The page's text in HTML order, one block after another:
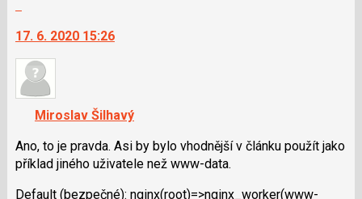
nový
názor
další
nový
názor.
navigaci
lze
použít
i
17. 6. 2020 15:26
Miroslav Šilhavý
Ano, to je pravda. Asi by bylo vhodnější v článku použít jako
příklad jiného uživatele než www-data.
Default (bezpečné): nginx(root)=>ngin­x_worker(www-